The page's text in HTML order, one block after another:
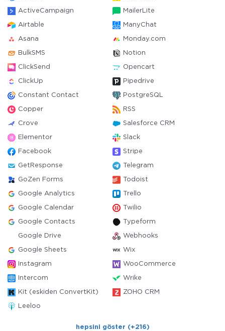
ActiveCampaign MailerLite
Airtable ManyChat
Asana Monday.com
BulkSMS Notion
ClickSend Opencart
ClickUp Pipedrive
Constant Contact PostgreSQL
Copper RSS
Crove Salesforce CRM
Elementor Slack
Facebook Stripe
GetResponse Telegram
GoZen Forms Todoist
Google Analytics Trello
Google Calendar Twilio
Google Contacts Typeform
Google Drive Webhooks
Google Sheets Wix
Instagram WooCommerce
Intercom Wrike
Kit (eskiden ConvertKit) ZOHO CRM
Leeloo
hepsini göster (+216)